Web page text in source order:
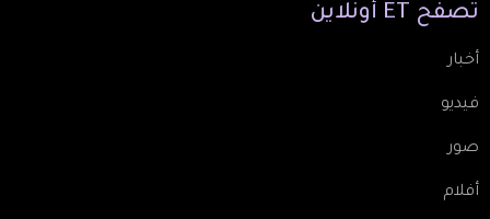
تصفّح ET أونلاين
أخبار
فيديو
صور
أفلام